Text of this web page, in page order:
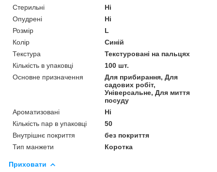
Стерильні
Ні
Опудрені
Ні
Розмір
L
Колір
Синій
Текстура
Текстуровані на пальцях
Кількість в упаковці
100 шт.
Основне призначення
Для прибирання, Для
садових робіт,
Універсальне, Для миття
посуду
Ароматизовані
Ні
Кількість пар в упаковці
50
Внутрішнє покриття
без покриття
Тип манжети
Коротка
Приховати